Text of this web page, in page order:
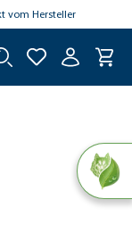
vom Hersteller